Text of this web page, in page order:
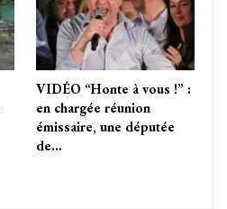
VIDÉO “Honte à vous !” :
en chargée réunion
émissaire, une députée
de…